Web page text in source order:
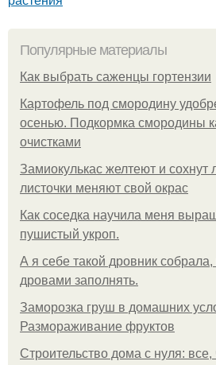
Популярные материалы
Как выбрать саженцы гортензии
Картофель под смородину
осенью. Подкормка смородины
очистками
Замиокулькас желтеют и сохнут
листочки меняют свой окрас
Как соседка научила меня
пушистый укроп.
А я себе такой дровник собрала,
дровами заполнять.
Заморозка груш в домашних
Размораживание фруктов
Строительство дома с нуля: